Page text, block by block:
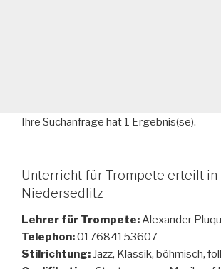
Ihre Suchanfrage hat 1 Ergebnis(se).
Unterricht für Trompete erteilt in
Niedersedlitz
Lehrer für Trompete:Alexander
Telephon:017684153607
Stilrichtung: Jazz, Klassik, böhmisch,